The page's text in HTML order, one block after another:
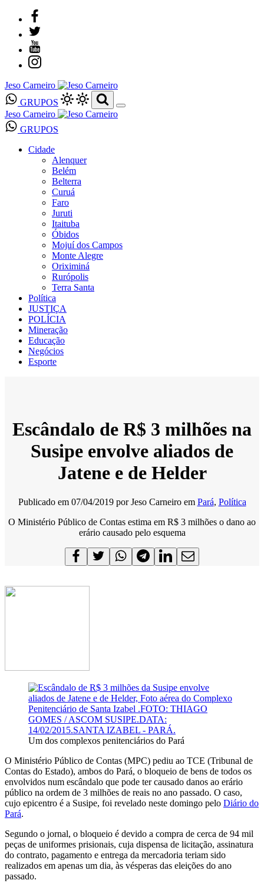
Jeso Carneiro
GRUPOS
Jeso Carneiro
GRUPOS
Cidade
Alenquer
Belém
Belterra
Curuá
Faro
Juruti
Itaituba
Óbidos
Mojuí dos Campos
Monte Alegre
Oriximiná
Rurópolis
Terra Santa
Política
JUSTIÇA
POLÍCIA
Mineração
Educação
Negócios
Esporte
Escândalo de R$ 3 milhões na
Susipe envolve aliados de
Jatene e de Helder
Publicado em 07/04/2019 porJeso Carneiro em Pará, Política
O Ministério Público de Contas estima em R$ 3 milhões o dano ao
erário causado pelo esquema
Um dos complexos penitenciários do Pará
O Ministério Público de Contas (MPC) pediu ao TCE (Tribunal de
Contas do Estado), ambos do Pará, o bloqueio de bens de todos os
envolvidos num escândalo que pode ter causado danos ao erário
público na ordem de 3 milhões de reais no ano passado. O caso,
cujo epicentro é a Susipe, foi revelado neste domingo pelo Diário do
Pará.
Segundo o jornal, o bloqueio é devido a compra de cerca de 94 mil
peças de uniformes prisionais, cuja dispensa de licitação, assinatura
do contrato, pagamento e entrega da mercadoria teriam sido
realizados em apenas um dia, às vésperas das eleições do ano
passado.